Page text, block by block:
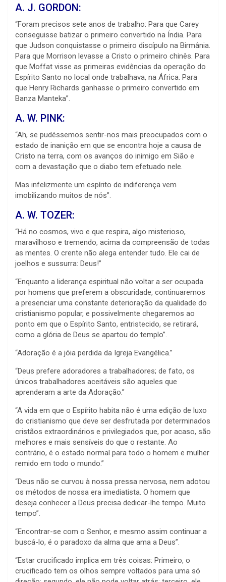
A. J. GORDON:
“Foram precisos sete anos de trabalho: Para que Carey
conseguisse batizar o primeiro convertido na Índia. Para
que Judson conquistasse o primeiro discípulo na Birmânia.
Para que Morrison levasse a Cristo o primeiro chinês. Para
que Moffat visse as primeiras evidências da operação do
Espírito Santo no local onde trabalhava, na África. Para
que Henry Richards ganhasse o primeiro convertido em
Banza Manteka”.
A. W. PINK:
“Ah, se pudéssemos sentir-nos mais preocupados com o
estado de inanição em que se encontra hoje a causa de
Cristo na terra, com os avanços do inimigo em Sião e
com a devastação que o diabo tem efetuado nele.
Mas infelizmente um espírito de indiferença vem
imobilizando muitos de nós”.
A. W. TOZER:
“Há no cosmos, vivo e que respira, algo misterioso,
maravilhoso e tremendo, acima da compreensão de todas
as mentes. O crente não alega entender tudo. Ele cai de
joelhos e sussurra: Deus!”
“Enquanto a liderança espiritual não voltar a ser ocupada
por homens que preferem a obscuridade, continuaremos
a presenciar uma constante deterioração da qualidade do
cristianismo popular, e possivelmente chegaremos ao
ponto em que o Espírito Santo, entristecido, se retirará,
como a glória de Deus se apartou do templo”.
“Adoração é a jóia perdida da Igreja Evangélica.”
“Deus prefere adoradores a trabalhadores; de fato, os
únicos trabalhadores aceitáveis são aqueles que
aprenderam a arte da Adoração.”
“A vida em que o Espírito habita não é uma edição de luxo
do cristianismo que deve ser desfrutada por determinados
cristãos extraordinários e privilegiados que, por acaso, são
melhores e mais sensíveis do que o restante. Ao
contrário, é o estado normal para todo o homem e mulher
remido em todo o mundo.”
“Deus não se curvou à nossa pressa nervosa, nem adotou
os métodos de nossa era imediatista. O homem que
deseja conhecer a Deus precisa dedicar-lhe tempo. Muito
tempo”.
“Encontrar-se com o Senhor, e mesmo assim continuar a
buscá-lo, é o paradoxo da alma que ama a Deus”.
“Estar crucificado implica em três coisas: Primeiro, o
crucificado tem os olhos sempre voltados para uma só